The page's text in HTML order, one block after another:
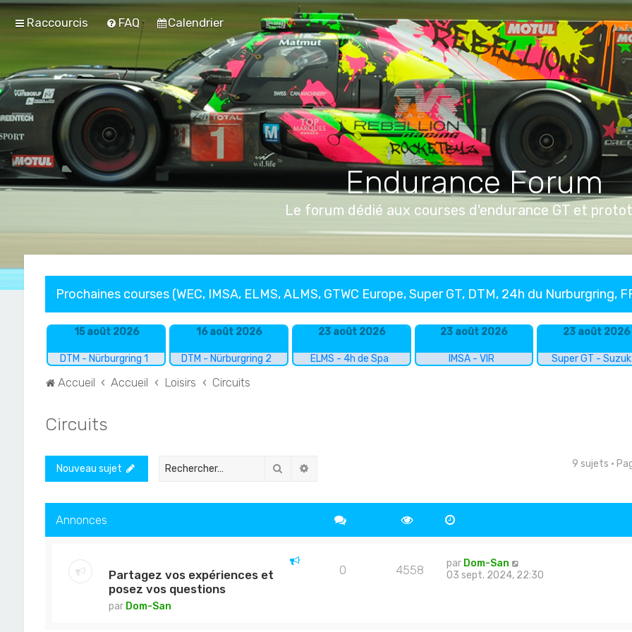
Raccourcis FAQ Calendrier
Endurance Forum
Le forum dédié aux courses d'endurance GT et
Prochaines courses (WEC, IMSA, ELMS, ALMS, GTWC Europe, Super GT, DTM, 24h du Nurburgring,
15 août 2026
DTM - Nürburgring 1
16 août 2026
DTM - Nürburgring 2
23 août 2026
ELMS - 4h de Spa
23 août 2026
IMSA - VIR
23 août 2026
Super GT -
Accueil Accueil Loisirs Circuits
Circuits
Nouveau sujet Rechercher 9 sujets •
Annonces
Partagez vos expériences et
posez vos questions
par Dom-San
0 4558 par Dom-San
03 sept. 2024, 22:30